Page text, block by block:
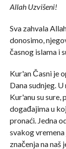
Allah Uzvišeni!
Sva zahvala
donosimo,
časnog islama i
Kur'an Časni je
Dana sudnjeg.
Kur'anu su
događajima u
pronaći. Jedna
svakog
značenja na naš